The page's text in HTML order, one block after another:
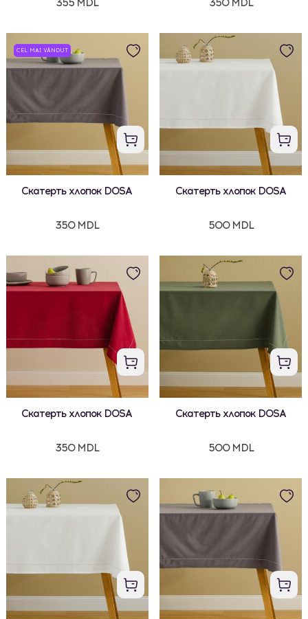
355 MDL 350 MDL
CEL MAI VÂNDUT
Скатерть хлопок DOSA
350 MDL
Скатерть хлопок DOSA
500 MDL
Скатерть хлопок DOSA
350 MDL
Скатерть хлопок DOSA
500 MDL